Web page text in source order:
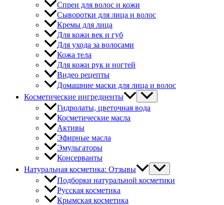
Спреи для волос и кожи
Сыворотки для лица и волос
Кремы для лица
Для кожи век и губ
Для ухода за волосами
Кожа тела
Для кожи рук и ногтей
Видео рецепты
Домашние маски для лица и волос
Косметические ингредиенты
Гидролаты, цветочная вода
Косметические масла
Активы
Эфирные масла
Эмульгаторы
Консерванты
Натуральная косметика: Отзывы
Подборки натуральной косметики
Русская косметика
Крымская косметика